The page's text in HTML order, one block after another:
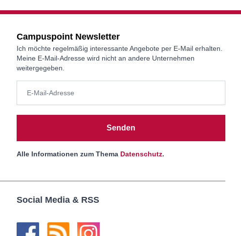
Campuspoint Newsletter
Ich möchte regelmäßig interessante Angebote per E-Mail erhalten.
Meine E-Mail-Adresse wird nicht an andere Unternehmen
weitergegeben.
Senden
Alle Informationen zum Thema Datenschutz.
Social Media & RSS